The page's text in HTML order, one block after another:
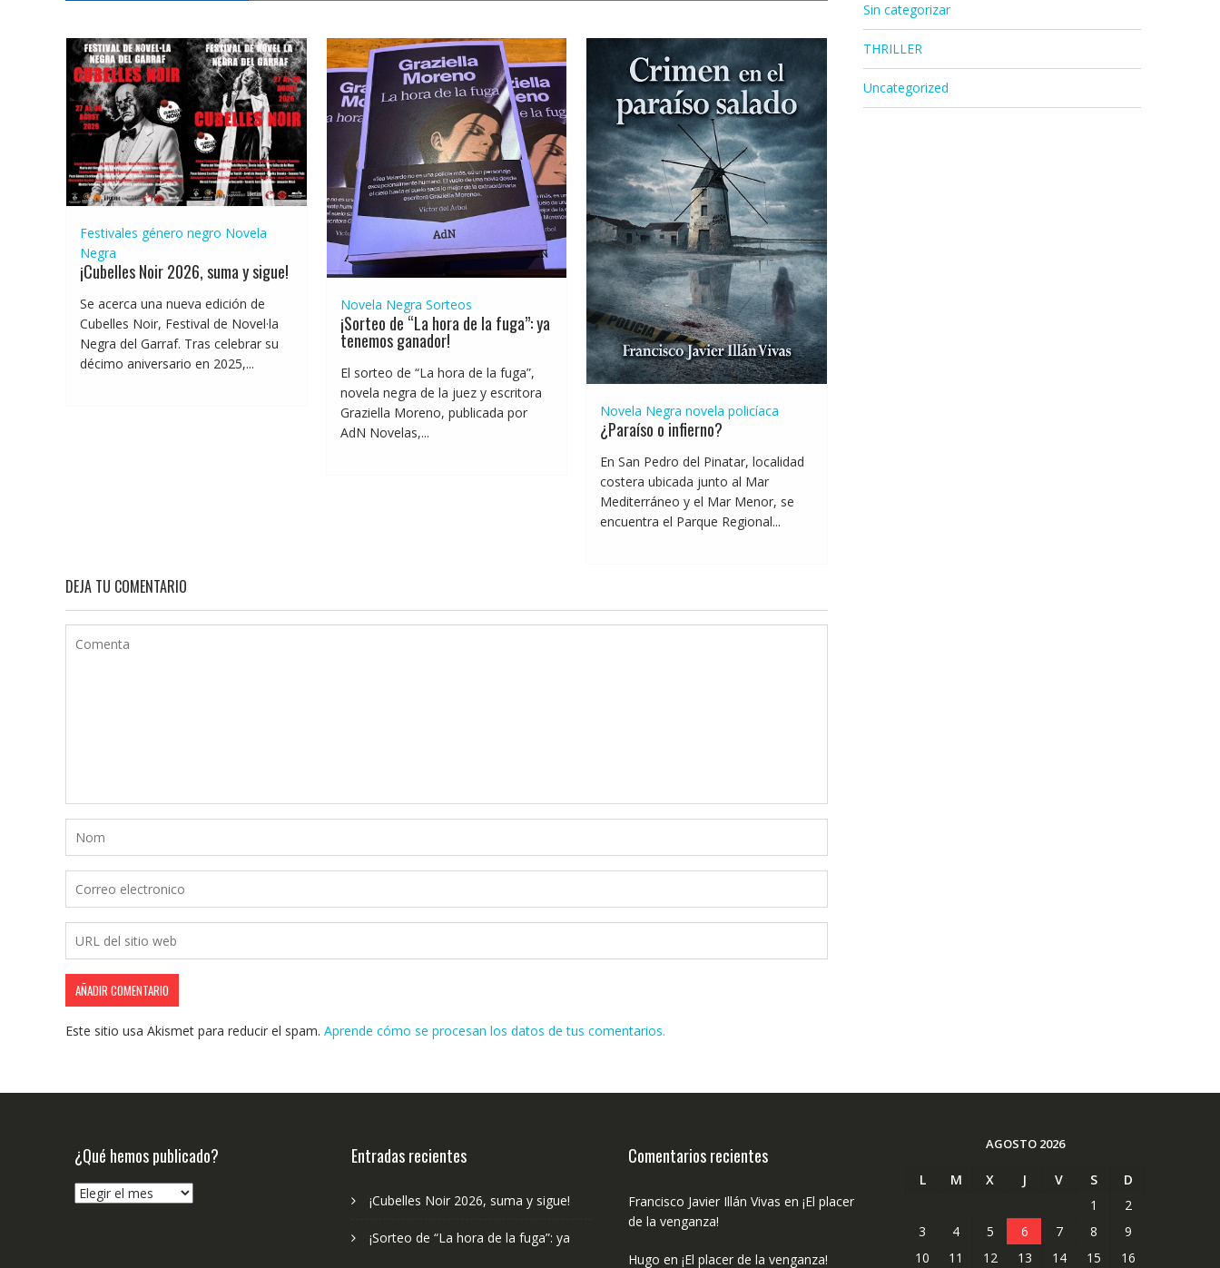
Festivales género negro Novela
Negra
¡Cubelles Noir 2026, suma y sigue!
Se acerca una nueva edición de
Cubelles Noir, Festival de Novel·la
Negra del Garraf. Tras celebrar su
décimo aniversario en 2025,...
Novela Negra Sorteos
¡Sorteo de “La hora de la fuga”: ya
tenemos ganador!
El sorteo de “La hora de la fuga”,
novela negra de la juez y escritora
Graziella Moreno, publicada por
AdN Novelas,...
Novela Negra novela policíaca
¿Paraíso o infierno?
En San Pedro del Pinatar, localidad
costera ubicada junto al Mar
Mediterráneo y el Mar Menor, se
encuentra el Parque Regional...
DEJA TU COMENTARIO
Este sitio usa Akismet para reducir el spam. Aprende cómo se procesan los datos de tus comentarios.
Sin categorizar
THRILLER
Uncategorized
¿Qué hemos publicado?
¿Qué
Entradas recientes
¡Cubelles Noir 2026, suma y sigue!
¡Sorteo de “La hora de la fuga”: ya
Comentarios recientes
Francisco Javier Illán Vivas en ¡El placer
de la venganza!
Hugo en ¡El placer de la venganza!
AGOSTO 2026
L M X J V S
D
1
2
3
4 5 6 7 8
9
10
11 12 13 14 15 16